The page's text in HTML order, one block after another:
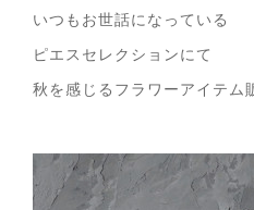
いつもお世話になっている
ピエスセレクションにて
秋を感じるフラワーアイテム